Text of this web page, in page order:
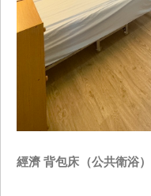
經濟 背包床（公共衛浴）